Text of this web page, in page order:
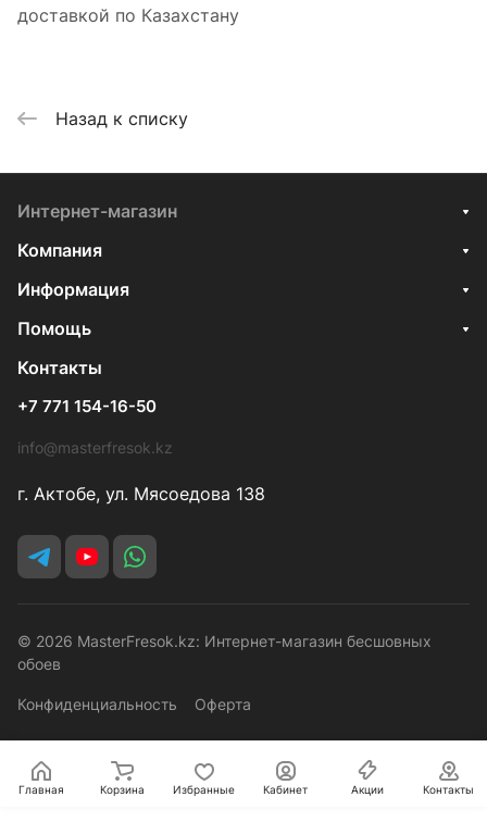
доставкой по Казахстану
Назад к списку
Интернет-магазин
Компания
Информация
Помощь
Контакты
+7 771 154-16-50
info@masterfresok.kz
г. Актобе, ул. Мясоедова 138
© 2026 MasterFresok.kz: Интернет-магазин бесшовных
обоев
Конфиденциальность Оферта
Главная Корзина Избранные Кабинет Акции Контакты